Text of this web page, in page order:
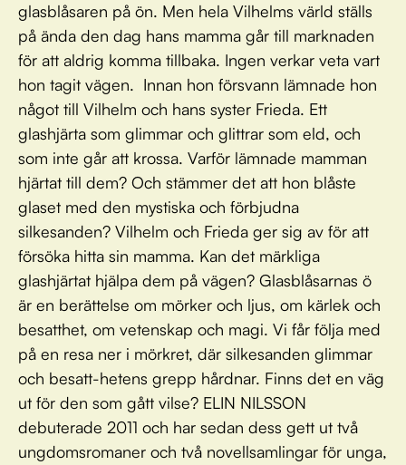
glasblåsaren på ön. Men hela Vilhelms värld ställs
på ända den dag hans mamma går till marknaden
för att aldrig komma tillbaka. Ingen verkar veta vart
hon tagit vägen. Innan hon försvann lämnade hon
något till Vilhelm och hans syster Frieda. Ett
glashjärta som glimmar och glittrar som eld, och
som inte går att krossa. Varför lämnade mamman
hjärtat till dem? Och stämmer det att hon blåste
glaset med den mystiska och förbjudna
silkesanden? Vilhelm och Frieda ger sig av för att
försöka hitta sin mamma. Kan det märkliga
glashjärtat hjälpa dem på vägen? Glasblåsarnas ö
är en berättelse om mörker och ljus, om kärlek och
besatthet, om vetenskap och magi. Vi får följa med
på en resa ner i mörkret, där silkesanden glimmar
och besatt-hetens grepp hårdnar. Finns det en väg
ut för den som gått vilse? ELIN NILSSON
debuterade 2011 och har sedan dess gett ut två
ungdomsromaner och två novellsamlingar för unga,